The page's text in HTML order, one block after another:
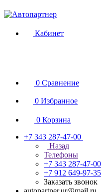
Кабинет
0 Сравнение
0 Избранное
0 Корзина
+7 343 287-47-00
Назад
Телефоны
+7 343 287-47-00
+7 912 649-97-35
Заказать звонок